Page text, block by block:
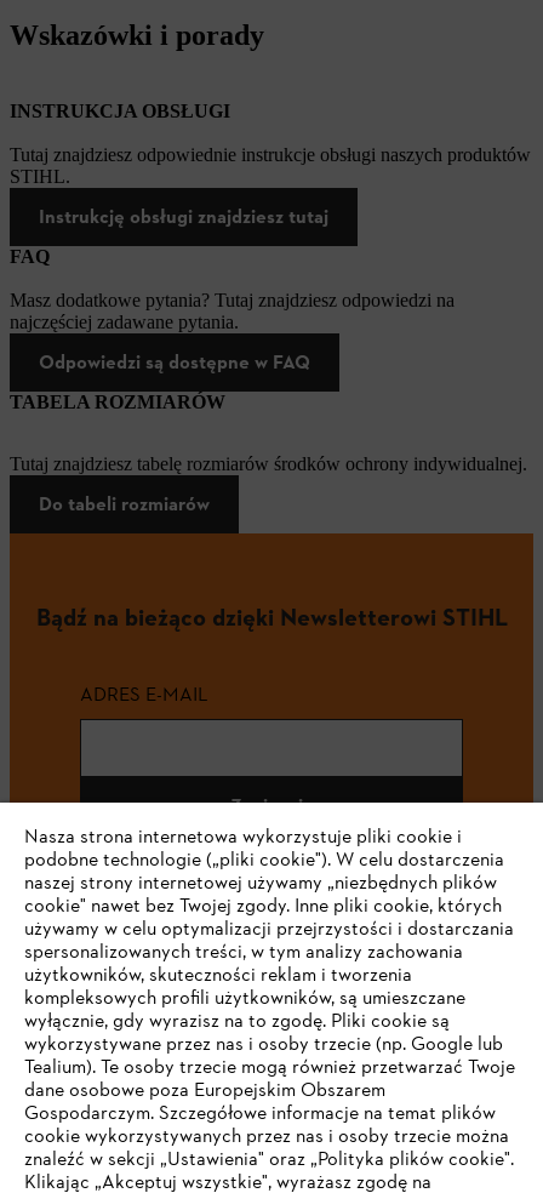
Wskazówki i porady
INSTRUKCJA OBSŁUGI
Tutaj znajdziesz odpowiednie instrukcje obsługi naszych produktów
STIHL.
Instrukcję obsługi znajdziesz tutaj
FAQ
Masz dodatkowe pytania? Tutaj znajdziesz odpowiedzi na
najczęściej zadawane pytania.
Odpowiedzi są dostępne w FAQ
TABELA ROZMIARÓW
Tutaj znajdziesz tabelę rozmiarów środków ochrony indywidualnej.
Do tabeli rozmiarów
Bądź na bieżąco dzięki Newsletterowi STIHL
ADRES E-MAIL
Zapisz się
#STIHL
Firma
Nasza strona internetowa wykorzystuje pliki cookie i
podobne technologie („pliki cookie"). W celu dostarczenia
naszej strony internetowej używamy „niezbędnych plików
cookie" nawet bez Twojej zgody. Inne pliki cookie, których
używamy w celu optymalizacji przejrzystości i dostarczania
spersonalizowanych treści, w tym analizy zachowania
użytkowników, skuteczności reklam i tworzenia
kompleksowych profili użytkowników, są umieszczane
wyłącznie, gdy wyrazisz na to zgodę. Pliki cookie są
wykorzystywane przez nas i osoby trzecie (np. Google lub
Tealium). Te osoby trzecie mogą również przetwarzać Twoje
dane osobowe poza Europejskim Obszarem
Gospodarczym. Szczegółowe informacje na temat plików
cookie wykorzystywanych przez nas i osoby trzecie można
znaleźć w sekcji „Ustawienia" oraz „Polityka plików cookie".
Klikając „Akceptuj wszystkie", wyrażasz zgodę na